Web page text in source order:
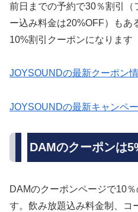
前日までの予約で30％割引
ー込み料金は20%OFF）もあ
10%割引クーポンになります
JOYSOUNDの最新クーポン
JOYSOUNDの最新キャンペ
DAMのクーポンは
DAMのクーポンページで10
す。飲み放題込み料金制、コ